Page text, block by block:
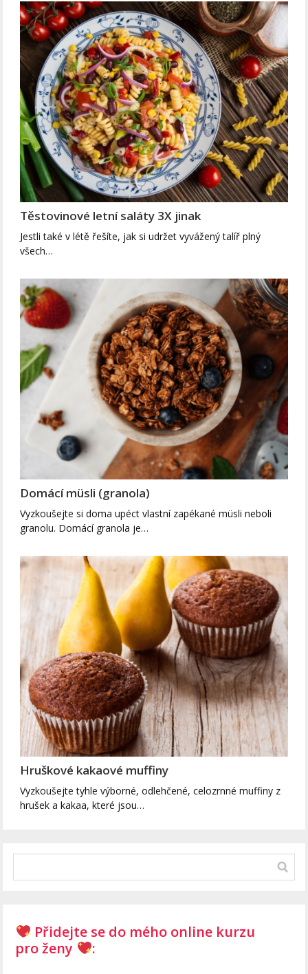
Těstovinové letní saláty 3X jinak
Jestli také v létě řešíte, jak si udržet vyvážený talíř plný
všech…
Domácí müsli (granola)
Vyzkoušejte si doma upéct vlastní zapékané müsli neboli
granolu. Domácí granola je…
Hruškové kakaové muffiny
Vyzkoušejte tyhle výborné, odlehčené, celozrnné muffiny z
hrušek a kakaa, které jsou…
Přidejte se do mého online kurzu
pro ženy
: